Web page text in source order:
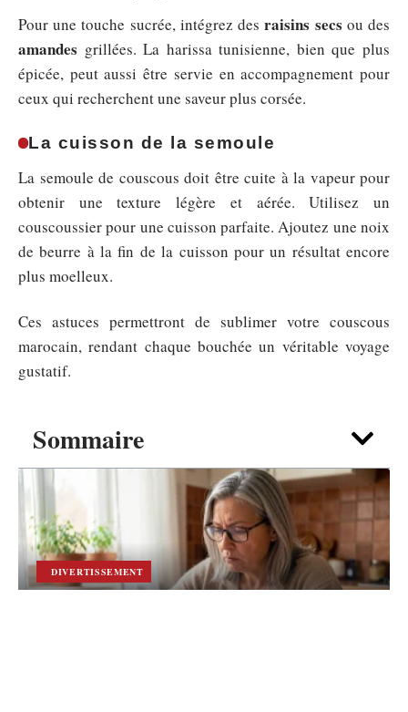
Sommaire
DIVERTISSEMENT
Pour une touche sucrée, intégrez desraisins secs ou des
amandes grillées. La harissa tunisienne, bien que plus
épicée, peut aussi être servie en accompagnement pour
ceux qui recherchent une saveur plus corsée.
La cuisson de la semoule
La semoule de couscous doit être cuite à la vapeur pour
obtenir une texture légère et aérée. Utilisez un
couscoussier pour une cuisson parfaite. Ajoutez une noix
de beurre à la fin de la cuisson pour un résultat encore
plus moelleux.
Ces astuces permettront de sublimer votre couscous
marocain, rendant chaque bouchée un véritable voyage
gustatif.